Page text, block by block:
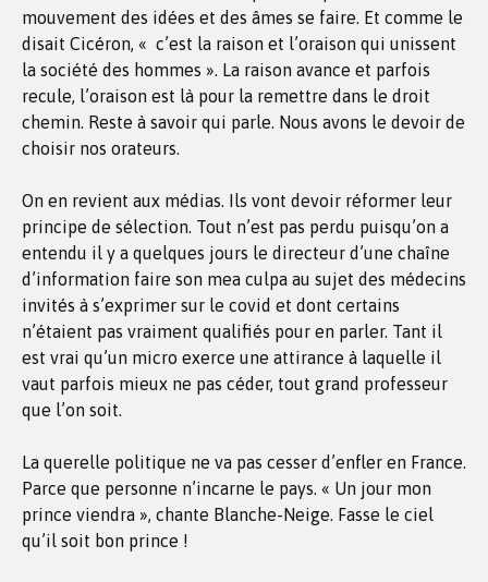
mouvement des idées et des âmes se faire. Et comme le
disait Cicéron, « c’est la raison et l’oraison qui unissent
la société des hommes ». La raison avance et parfois
recule, l’oraison est là pour la remettre dans le droit
chemin. Reste à savoir qui parle. Nous avons le devoir de
choisir nos orateurs.
On en revient aux médias. Ils vont devoir réformer leur
principe de sélection. Tout n’est pas perdu puisqu’on a
entendu il y a quelques jours le directeur d’une chaîne
d’information faire son mea culpa au sujet des médecins
invités à s’exprimer sur le covid et dont certains
n’étaient pas vraiment qualifiés pour en parler. Tant il
est vrai qu’un micro exerce une attirance à laquelle il
vaut parfois mieux ne pas céder, tout grand professeur
que l’on soit.
La querelle politique ne va pas cesser d’enfler en France.
Parce que personne n’incarne le pays. « Un jour mon
prince viendra », chante Blanche-Neige. Fasse le ciel
qu’il soit bon prince !